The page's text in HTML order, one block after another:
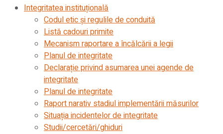
Integritatea instituțională
Codul etic şi regulile de conduită
Listă cadouri primite
Mecanism raportare a încălcării a legii
Planul de integritate
Declarație privind asumarea unei agende de
integritate
Planul de integritate
Raport narativ stadiul implementării măsurilor
Situația incidentelor de integritate
Studii/cercetări/ghiduri